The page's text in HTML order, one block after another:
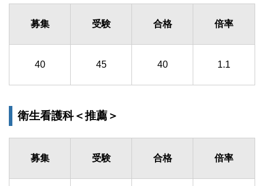
募集 受験 合格 倍率
40 45 40 1.1
衛生看護科＜推薦＞
募集 受験 合格 倍率